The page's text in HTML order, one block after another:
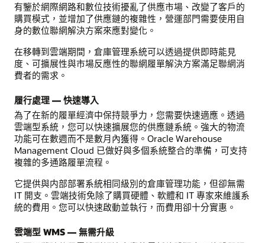
有鑒於網際網路和數位技術擾亂了供應市場、改變了客戶的
購買模式，並增加了供應鏈的複雜性，營運部門需要使用自
身的數位聯網解決方案來應對變化。
在移轉到雲端期間，倉庫管理系統可以透過提供即時能見
度、可擴展性與市場反應性的聯網履單解決方案滿足聯網消
費者的需求。
履行處理 — 快速導入
為了在新的履單經濟中保持競爭力，您需要快速適應。透過
雲端型系統，您可以快速擴展您的供應鏈系統。強大的物流
功能可在數週而不是數月內獲得。Oracle Warehouse
Management Cloud 已做好與多個系統整合的準備，可支持
複雜的多通路履單流程。
它提供與内部部署系統相同級別的倉庫管理功能，但卻無需
IT 開支。雲端技術免除了購買硬體、軟體和 IT 專家來維護系
統的費用。您可以快速啟動並執行，而費用卻十分實惠。
雲端型 WMS — 無需升級